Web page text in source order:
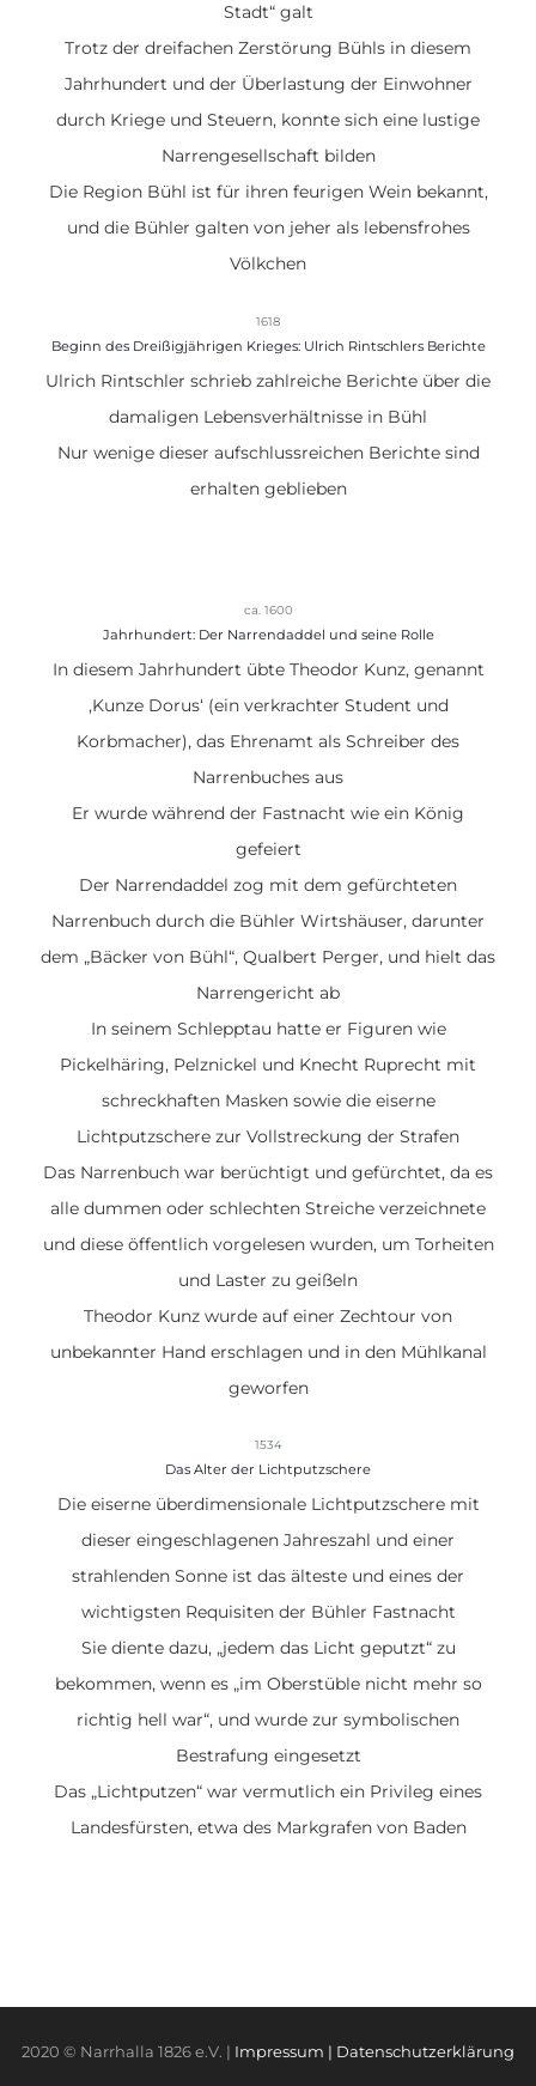
Stadt“ galt
Trotz der dreifachen Zerstörung Bühls in diesem
Jahrhundert und der Überlastung der Einwohner
durch Kriege und Steuern, konnte sich eine lustige
Narrengesellschaft bilden
Die Region Bühl ist für ihren feurigen Wein bekannt,
und die Bühler galten von jeher als lebensfrohes
Völkchen
1618
Beginn des Dreißigjährigen Krieges: Ulrich Rintschlers Berichte
Ulrich Rintschler schrieb zahlreiche Berichte über die
damaligen Lebensverhältnisse in Bühl
Nur wenige dieser aufschlussreichen Berichte sind
erhalten geblieben
ca. 1600
Jahrhundert: Der Narrendaddel und seine Rolle
In diesem Jahrhundert übte Theodor Kunz, genannt
‚Kunze Dorus‘ (ein verkrachter Student und
Korbmacher), das Ehrenamt als Schreiber des
Narrenbuches aus
Er wurde während der Fastnacht wie ein König
gefeiert
Der Narrendaddel zog mit dem gefürchteten
Narrenbuch durch die Bühler Wirtshäuser, darunter
dem „Bäcker von Bühl“, Qualbert Perger, und hielt das
Narrengericht ab
In seinem Schlepptau hatte er Figuren wie
Pickelhäring, Pelznickel und Knecht Ruprecht mit
schreckhaften Masken sowie die eiserne
Lichtputzschere zur Vollstreckung der Strafen
Das Narrenbuch war berüchtigt und gefürchtet, da es
alle dummen oder schlechten Streiche verzeichnete
und diese öffentlich vorgelesen wurden, um Torheiten
und Laster zu geißeln
Theodor Kunz wurde auf einer Zechtour von
unbekannter Hand erschlagen und in den Mühlkanal
geworfen
1534
Das Alter der Lichtputzschere
Die eiserne überdimensionale Lichtputzscheremit
dieser eingeschlagenen Jahreszahl und einer
strahlenden Sonne ist das älteste und eines der
wichtigsten Requisiten der Bühler Fastnacht
Sie diente dazu, „jedem das Licht geputzt“ zu
bekommen, wenn es „im Oberstüble nicht mehr so
richtig hell war“, und wurde zur symbolischen
Bestrafung eingesetzt
Das „Lichtputzen“ war vermutlich ein Privileg eines
Landesfürsten, etwa des Markgrafen von Baden
2020 © Narrhalla 1826 e.V. | Impressum | Datenschutzerklärung